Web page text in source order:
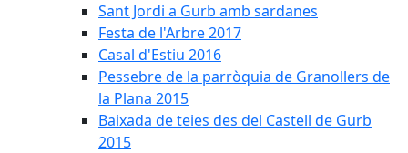
Sant Jordi a Gurb amb sardanes
Festa de l'Arbre 2017
Casal d'Estiu 2016
Pessebre de la parròquia de Granollers de
la Plana 2015
Baixada de teies des del Castell de Gurb
2015